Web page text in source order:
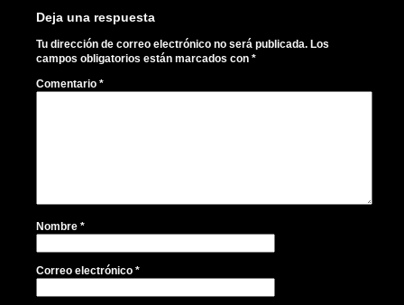
Deja una respuesta
Tu dirección de correo electrónico no será publicada. Los
campos obligatorios están marcados con *
Comentario *
Nombre *
Correo electrónico *